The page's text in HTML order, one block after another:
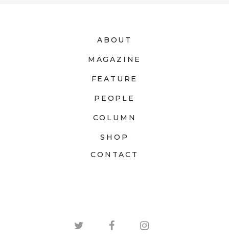
ABOUT
MAGAZINE
FEATURE
PEOPLE
COLUMN
SHOP
CONTACT